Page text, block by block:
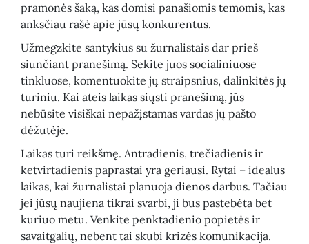
pramonės šaką, kas domisi panašiomis temomis, kas
anksčiau rašė apie jūsų konkurentus.
Užmegzkite santykius su žurnalistais dar prieš
siunčiant pranešimą. Sekite juos socialiniuose
tinkluose, komentuokite jų straipsnius, dalinkitės jų
turiniu. Kai ateis laikas siųsti pranešimą, jūs
nebūsite visiškai nepažįstamas vardas jų pašto
dėžutėje.
Laikas turi reikšmę. Antradienis, trečiadienis ir
ketvirtadienis paprastai yra geriausi. Rytai – idealus
laikas, kai žurnalistai planuoja dienos darbus. Tačiau
jei jūsų naujiena tikrai svarbi, ji bus pastebėta bet
kuriuo metu. Venkite penktadienio popietės ir
savaitgalių, nebent tai skubi krizės komunikacija.